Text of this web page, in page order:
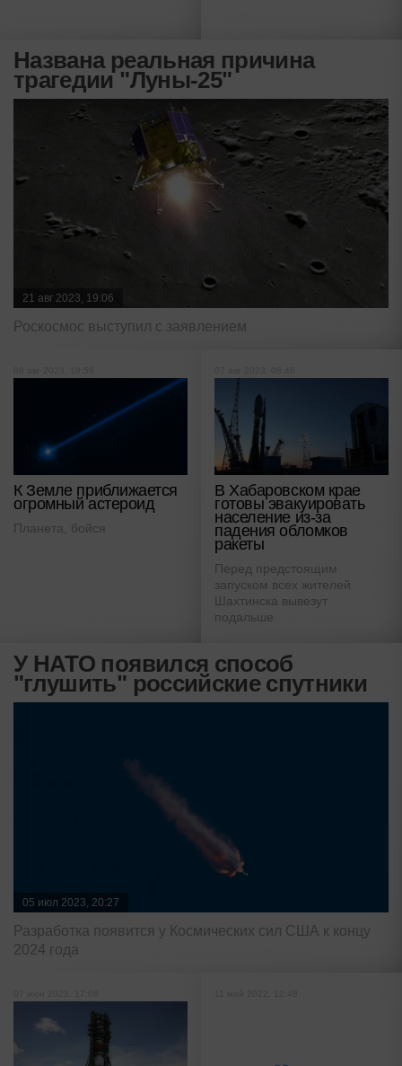
Названа реальная причина
трагедии "Луны-25"
21 авг 2023, 19:06
Роскосмос выступил с заявлением
К Земле приближается
огромный астероид
Планета, бойся
В Хабаровском крае
готовы эвакуировать
население из-за
падения обломков
ракеты
Перед предстоящим
запуском всех жителей
Шахтинска вывезут
подальше
У НАТО появился способ
"глушить" российские спутники
05 июл 2023, 20:27
Разработка появится у Космических сил США к концу
2024 года